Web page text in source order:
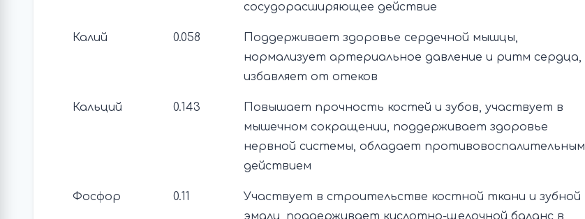
сосудорасширяющее действие
Калий 0.058
Поддерживает здоровье сердечной мышцы,
нормализует артериальное давление и ритм сердца,
избавляет от отеков
Кальций 0.143
Повышает прочность костей и зубов, участвует в
мышечном сокращении, поддерживает здоровье
нервной системы, обладает противовоспалительным
действием
Фосфор 0.11
Участвует в строительстве костной ткани и зубной
эмали, поддерживает кислотно-щелочной баланс в